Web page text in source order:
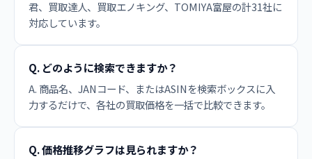
君、買取達人、買取エノキング、TOMIYA富屋の計31社に
対応しています。
Q. どのように検索できますか？
A. 商品名、JANコード、またはASINを検索ボックスに入
力するだけで、各社の買取価格を一括で比較できます。
Q. 価格推移グラフは見られますか？